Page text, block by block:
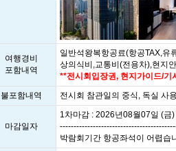
여행경비
포함내역
일반석왕복항공료(항공TAX,유
상의식비,교통비(전용차),현지
**전시회입장권, 현지가이드/기
불포함내역
전시회 참관일의 중식, 독실 사
마감일자
1차마감 : 2026년08월07일 (금)
박람회기간 항공좌석이 어렵